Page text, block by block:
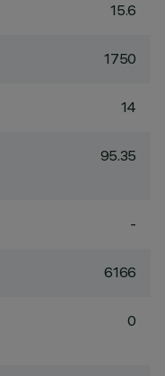
15.6
1750
14
95.35
-
6166
0